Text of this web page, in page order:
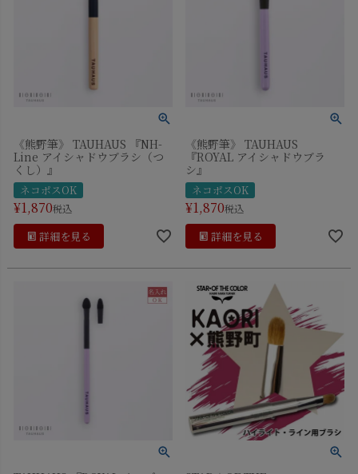
《熊野筆》 TAUHAUS 『NH-
Line アイシャドウブラシ（つ
くし）』
ネコポスOK
¥1,870税込
詳細を見る
《熊野筆》 TAUHAUS
『ROYAL アイシャドウブラ
シ』
ネコポスOK
¥1,870税込
詳細を見る